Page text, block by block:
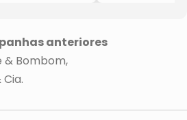
anteriores
& Bombom
Cia